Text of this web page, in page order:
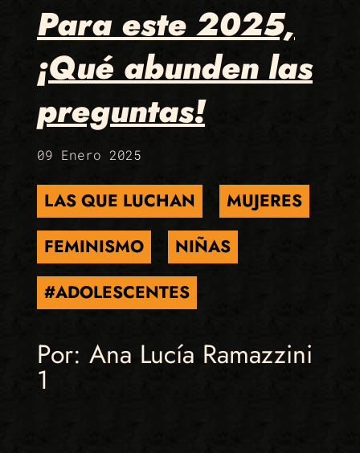
Para este 2025,
¡Qué abunden las
preguntas!
09 Enero 2025
LAS QUE LUCHAN
MUJERES
FEMINISMO
NIÑAS
#ADOLESCENTES
Por: Ana Lucía Ramazzini
1